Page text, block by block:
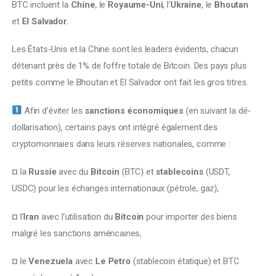
BTC incluent la Chine, le Royaume-Uni, l’Ukraine, le Bhoutan
et El Salvador.
Les États-Unis et la Chine sont les leaders évidents, chacun
détenant près de 1% de l’offre totale de Bitcoin. Des pays plus
petits comme le Bhoutan et El Salvador ont fait les gros titres.
Afin d’éviter les sanctions économiques (en suivant la dé-
dollarisation), certains pays ont intégré également des
cryptomonnaies dans leurs réserves nationales, comme :
¤ la Russie avec du Bitcoin (BTC) et stablecoins (USDT,
USDC) pour les échanges internationaux (pétrole, gaz),
¤ l’Iran avec l’utilisation du Bitcoin pour importer des biens
malgré les sanctions américaines,
¤ le Venezuela avec Le Petro (stablecoin étatique) et BTC